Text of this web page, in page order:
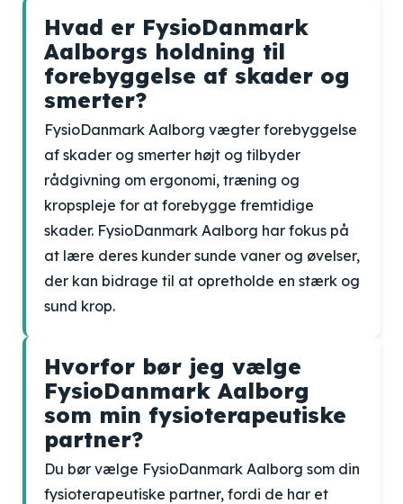
Hvad er FysioDanmark
Aalborgs holdning til
forebyggelse af skader og
smerter?
FysioDanmark Aalborg vægter forebyggelse
af skader og smerter højt og tilbyder
rådgivning om ergonomi, træning og
kropspleje for at forebygge fremtidige
skader. FysioDanmark Aalborg har fokus på
at lære deres kunder sunde vaner og øvelser,
der kan bidrage til at opretholde en stærk og
sund krop.
Hvorfor bør jeg vælge
FysioDanmark Aalborg
som min fysioterapeutiske
partner?
Du bør vælge FysioDanmark Aalborg som din
fysioterapeutiske partner, fordi de har et